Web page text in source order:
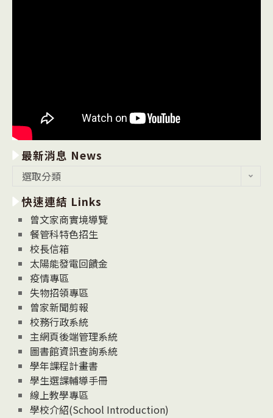
最新消息 News
消
息
News
選取分類
快速連結 Links
曾文家商實境導覽
餐管科特色招生
校長信箱
太陽能發電回饋金
疫情專區
失物招領專區
曾家新聞剪報
校務行政系統
主網頁後端管理系統
圖書館資訊查詢系統
學年課程計畫書
學生選課輔導手冊
線上教學專區
學校介紹(School Introduction)